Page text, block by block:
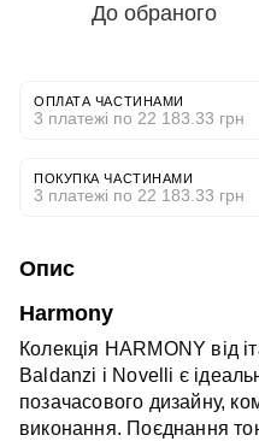
До обраного
ОПЛАТА ЧАСТИНАМИ
3 платежі по 22 183.33 грн
ПОКУПКА ЧАСТИНАМИ
3 платежі по 22 183.33 грн
Опис
Harmony
Колекція HARMONY від
Baldanzi і Novelli є
позачасового дизайну,
виконання.‎ Поєднання